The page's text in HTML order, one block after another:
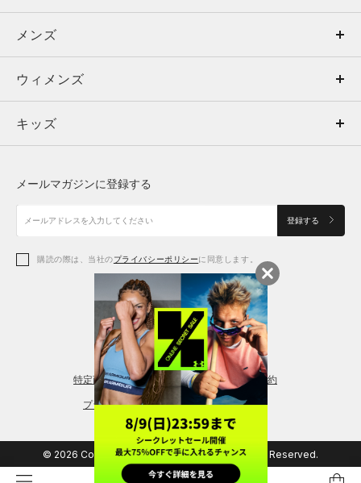
メンズ
ウィメンズ
キッズ
アクセサリー
メンズ
トップス
ボトムス
アクセサリー
ウィメンズ
トップス
シューズ
アクセサリー
レギンス＆タイツ
キッズ
シューズ
メールマガジンに登録する
登録する
購読の際は、当社のプライバシーポリシーに同意します。
特定商取引法に基づく通販の表記 会員規約
プライバシーポリシー
© 2026 Copyright DOME Corporation. All Rights Reserved.